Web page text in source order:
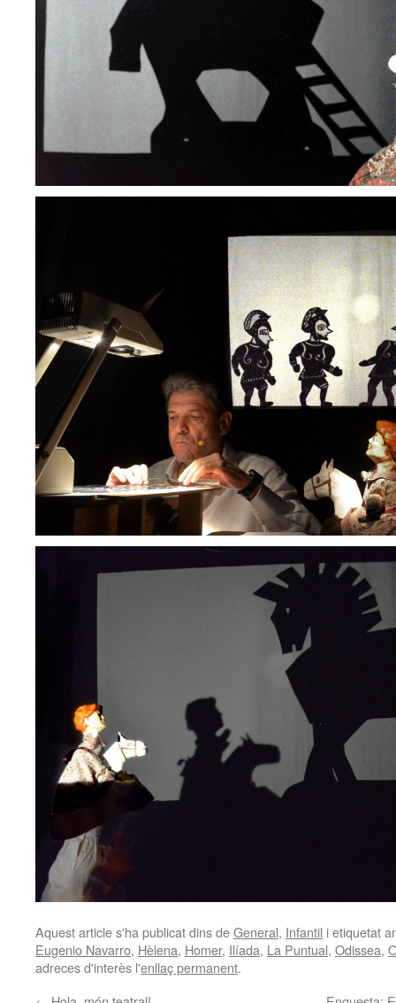
Aquest article s'ha publicat dins deGeneral, Infantil i etiquetat
Eugenio Navarro, Hèlena, Homer, Ilíada, La Puntual, Odissea,
adreces d'interès l'enllaç permanent.